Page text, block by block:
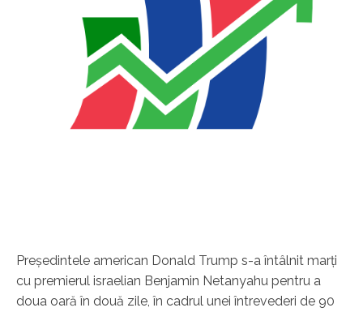
Preşedintele american Donald Trump s-a întâlnit marţi
cu premierul israelian Benjamin Netanyahu pentru a
doua oară în două zile, în cadrul unei întrevederi de 90